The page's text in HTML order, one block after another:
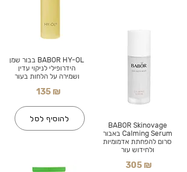
BABOR HY-OL בבור שמן
הידרופילי לניקוי עדין
ושמירה על הלחות בעור
135 ₪
להוסיף לסל
BABOR Skinovage
Calming Serum באבור
סרום להפחתת אדמומיות
ולחידוש עור
305 ₪